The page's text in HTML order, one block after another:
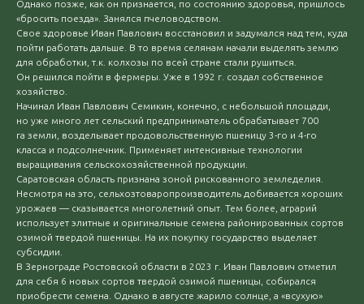
Однако позже, как он признается, по состоянию здоровья, пришлось
«бросить поезда». Занялся пчеловодством.
Свое здоровье Иван Павлович восстановил и задумался над тем, куда
пойти работать дальше. В то время селянам начали выделять землю
для обработки, т.к. колхозы по всей стране стали рушиться.
Он решился пойти в фермеры. Уже в 1992 г. создал собственное
хозяйство.
Начинал Иван Павлович Семикин, конечно, с небольшой площади,
но уже много лет сельский предприниматель обрабатывает 700
га земли, возделывает продовольственную пшеницу 3-го и 4-го
класса и подсолнечник. Применяет интенсивные технологии
выращивания сельскохозяйственной продукции.
Саратовская область признана зоной рискованного земледелия.
Несмотря на это, сельхозтоваропроизводитель добивается хороших
урожаев — сказывается многолетний опыт. Тем более, аграрий
использует элитные и оригинальные семена районированных сортов
озимой твердой пшеницы. На их покупку государство выделяет
субсидии.
В Зернограде Ростовской области в 2023 г. Иван Павлович отметил
для себя 6 новых сортов твердой озимой пшеницы, собирался
приобрести семена. Однако в августе жарило солнце, а «всухую»